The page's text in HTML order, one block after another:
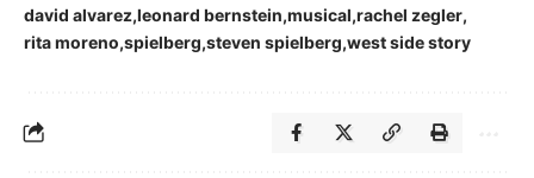
david alvarez leonard bernstein musical rachel zegler
rita moreno spielberg steven spielberg west side story